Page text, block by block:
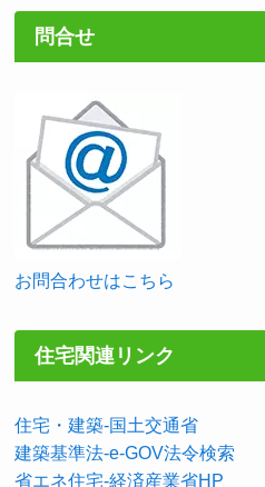
問合せ
お問合わせはこちら
住宅関連リンク
住宅・建築-国土交通省
建築基準法-e-GOV法令検索
省エネ住宅-経済産業省HP